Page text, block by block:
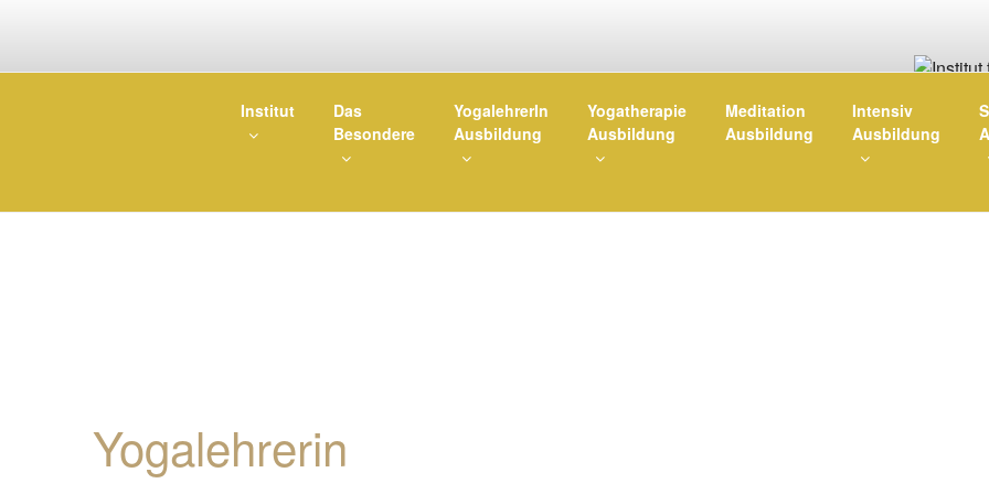
INSTITUT FÜR YOGA UND
Yogalehrer Ausbildungen in Köln, München, Berlin, Osnabrück und an
Institut
Das
Besondere
YogalehrerIn
Ausbildung
Yogatherapie
Ausbildung
Meditation
Ausbildung
Intensiv
Ausbildung
Yogalehrerin